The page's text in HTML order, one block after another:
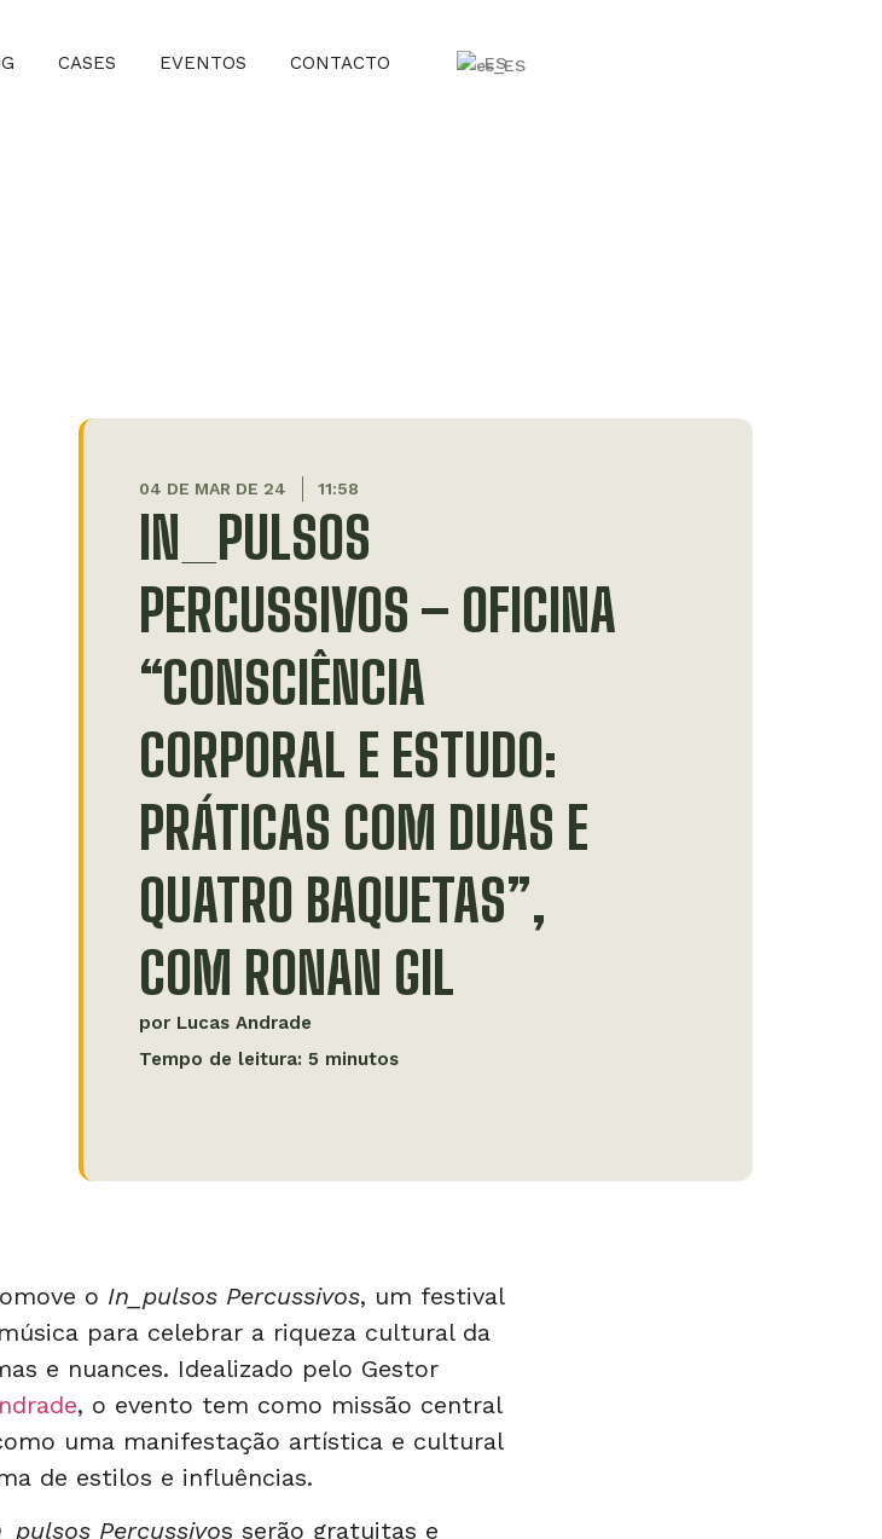
CASES EVENTOS CONTACTO ES
04 DE MAR DE 24 11:58
IN_PULSOS
PERCUSSIVOS – OFICINA
“CONSCIÊNCIA
CORPORAL E ESTUDO:
PRÁTICAS COM DUAS E
QUATRO BAQUETAS”,
COM RONAN GIL
por Lucas Andrade
Tempo de leitura: 5 minutos
o In_pulsos Percussivos, um festival
para celebrar a riqueza cultural da
e nuances. Idealizado pelo Gestor
, o evento tem como missão central
uma manifestação artística e cultural
de estilos e influências.
Percussivos serão gratuitas e